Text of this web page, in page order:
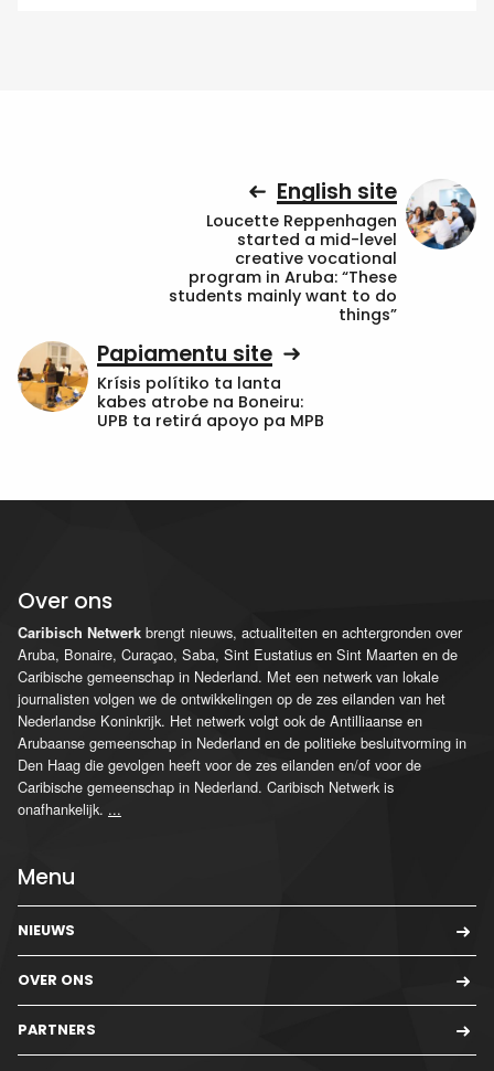
English site
Loucette Reppenhagen
started a mid-level
creative vocational
program in Aruba: “These
students mainly want to do
things”
Papiamentu site
Krísis polítiko ta lanta
kabes atrobe na Boneiru:
UPB ta retirá apoyo pa MPB
Over ons
Caribisch Netwerk brengt nieuws, actualiteiten en achtergronden over
Aruba, Bonaire, Curaçao, Saba, Sint Eustatius en Sint Maarten en de
Caribische gemeenschap in Nederland. Met een netwerk van lokale
journalisten volgen we de ontwikkelingen op de zes eilanden van het
Nederlandse Koninkrijk. Het netwerk volgt ook de Antilliaanse en
Arubaanse gemeenschap in Nederland en de politieke besluitvorming in
Den Haag die gevolgen heeft voor de zes eilanden en/of voor de
Caribische gemeenschap in Nederland. Caribisch Netwerk is
onafhankelijk. ...
Menu
NIEUWS
OVER ONS
PARTNERS